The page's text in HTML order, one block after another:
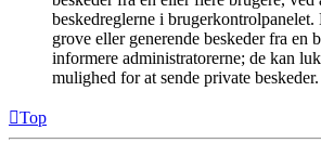
beskedreglerne i
grove eller generende beskeder fra en
informere administratorerne; de kan
mulighed for at sende private beskeder.
Top